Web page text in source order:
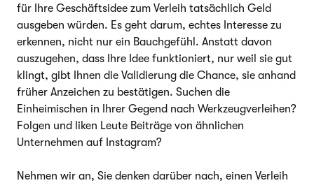
für Ihre Geschäftsidee zum Verleih tatsächlich Geld
ausgeben würden. Es geht darum, echtes Interesse zu
erkennen, nicht nur ein Bauchgefühl. Anstatt davon
auszugehen, dass Ihre Idee funktioniert, nur weil sie gut
klingt, gibt Ihnen die Validierung die Chance, sie anhand
früher Anzeichen zu bestätigen. Suchen die
Einheimischen in Ihrer Gegend nach Werkzeugverleihen?
Folgen und liken Leute Beiträge von ähnlichen
Unternehmen auf Instagram?
Nehmen wir an, Sie denken darüber nach, einen Verleih